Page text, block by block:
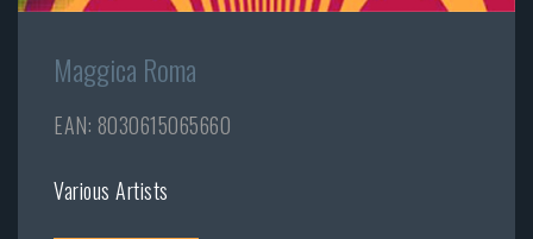
Maggica Roma
EAN: 8030615065660
Various Artists